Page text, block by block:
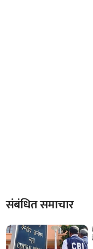
संबंधित समाचार